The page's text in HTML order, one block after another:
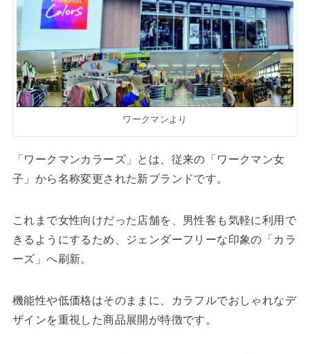
ワークマンより
「ワークマンカラーズ」とは、従来の「ワークマン女
子」から名称変更された新ブランドです。
これまで女性向けだった店舗を、男性客も気軽に利用で
きるようにするため、ジェンダーフリーな印象の「カラ
ーズ」へ刷新。
機能性や低価格はそのままに、カラフルでおしゃれなデ
ザインを重視した商品展開が特徴です。